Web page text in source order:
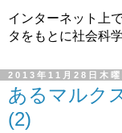
インターネット上
タをもとに社会科
2013年11月28日木曜
あるマルク
(2)